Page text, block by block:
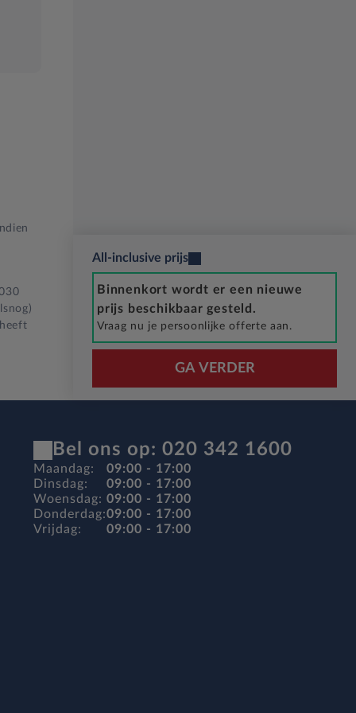
All-inclusive prijs
Binnenkort wordt er een nieuwe
prijs beschikbaar gesteld.
Vraag nu je persoonlijke offerte aan.
GA VERDER
Bel ons op: 020 342 1600
Maandag:
Dinsdag:
Woensdag:
Donderdag:
Vrijdag:
09:00 - 17:00
09:00 - 17:00
09:00 - 17:00
09:00 - 17:00
09:00 - 17:00